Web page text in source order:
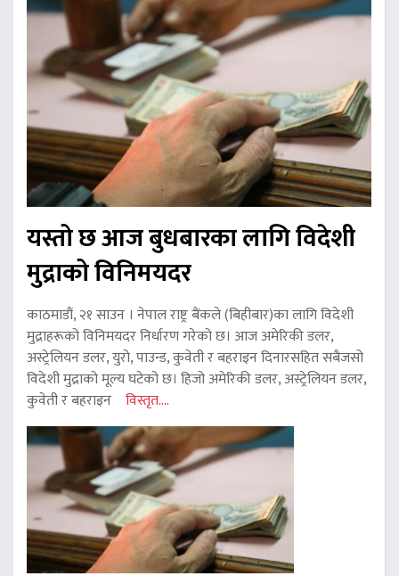
यस्तो छ आज बुधबारका लागि विदेशी
मुद्राको विनिमयदर
काठमाडौं, २१ साउन । नेपाल राष्ट्र बैंकले (बिहीबार)का लागि विदेशी
मुद्राहरूको विनिमयदर निर्धारण गरेको छ। आज अमेरिकी डलर,
अस्ट्रेलियन डलर, युरो, पाउन्ड, कुवेती र बहराइन दिनारसहित सबैजसो
विदेशी मुद्राको मूल्य घटेको छ। हिजो अमेरिकी डलर, अस्ट्रेलियन डलर,
कुवेती र बहराइन विस्तृत....